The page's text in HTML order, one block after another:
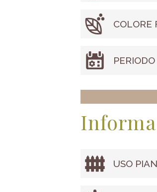
COLORE
USO